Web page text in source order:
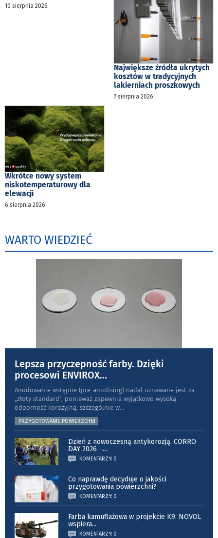
10 sierpnia 2026
Największe źródła ukrytych
kosztów w tradycyjnych
lakierniach proszkowych
7 sierpnia 2026
Wkrótce nowy system
niskotemperaturowy dla
elewacji
6 sierpnia 2026
WARTO WIEDZIEĆ
Lepsza przyczepność farby. Dzięki
procesowi ENVIROX...
Anodowanie wstępne (pre-anodising) nadal uznawane jest za
„złoty standard”, ponieważ zapewnia wyjątkowo wysoką
odporność koro­zyjną, szczególnie w...
PRZYGOTOWANIE POWIERZCHNI
Dzień z nowoczesną antykorozją. CORRO
DAY 2026 –...
KOMENTARZY: 0
Co naprawdę decyduje o jakości
przygotowania powierzchni?
KOMENTARZY: 0
Farba kamuflażowa w projekcie K9. NOVOL
wspiera...
KOMENTARZY: 0